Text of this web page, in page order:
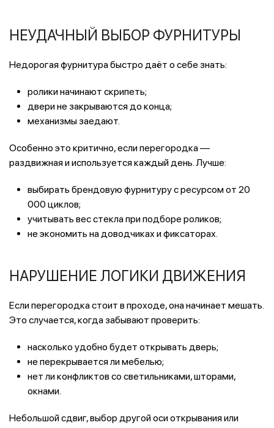
НЕУДАЧНЫЙ ВЫБОР ФУРНИТУРЫ
Недорогая фурнитура быстро даёт о себе знать:
ролики начинают скрипеть;
двери не закрываются до конца;
механизмы заедают.
Особенно это критично, если перегородка —
раздвижная и используется каждый день. Лучше:
выбирать брендовую фурнитуру с ресурсом от 20
000 циклов;
учитывать вес стекла при подборе роликов;
не экономить на доводчиках и фиксаторах.
НАРУШЕНИЕ ЛОГИКИ ДВИЖЕНИЯ
Если перегородка стоит в проходе, она начинает мешать.
Это случается, когда забывают проверить:
насколько удобно будет открывать дверь;
не перекрывается ли мебелью;
нет ли конфликтов со светильниками, шторами,
окнами.
Небольшой сдвиг, выбор другой оси открывания или